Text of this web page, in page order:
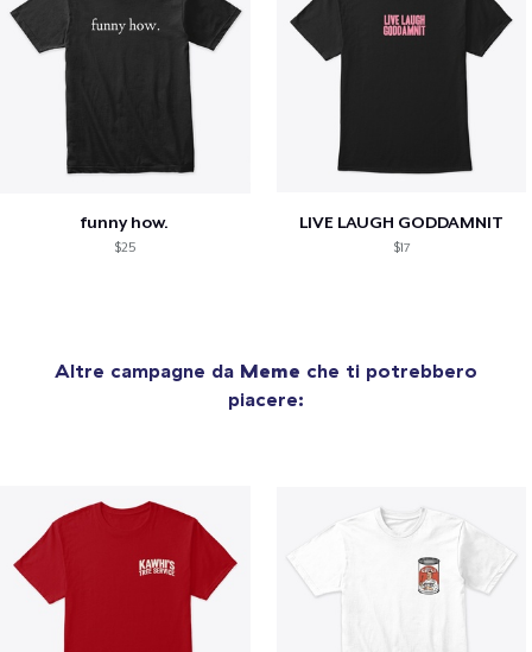
funny how.
$25
LIVE LAUGH GODDAMNIT
$17
Altre campagne da Meme che ti potrebbero
piacere: